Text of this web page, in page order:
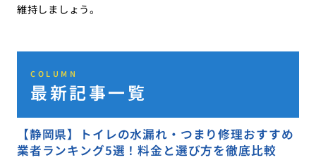
維持しましょう。
COLUMN
最新記事一覧
【静岡県】トイレの水漏れ・つまり修理おすすめ
業者ランキング5選！料金と選び方を徹底比較